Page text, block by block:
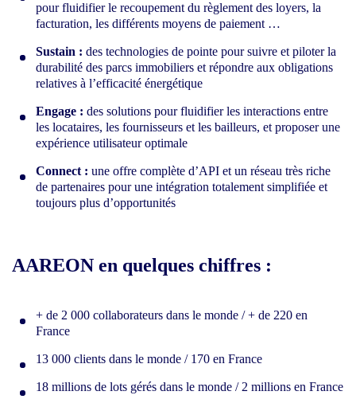
pour fluidifier le recoupement du règlement des loyers, la
facturation, les différents moyens de paiement …
Sustain : des technologies de pointe pour suivre et piloter la
durabilité des parcs immobiliers et répondre aux obligations
relatives à l’efficacité énergétique
Engage : des solutions pour fluidifier les interactions entre
les locataires, les fournisseurs et les bailleurs, et proposer une
expérience utilisateur optimale
Connect : une offre complète d’API et un réseau très riche
de partenaires pour une intégration totalement simplifiée et
toujours plus d’opportunités
AAREON en quelques chiffres :
+ de 2 000 collaborateurs dans le monde / + de 220 en
France
13 000 clients dans le monde / 170 en France
18 millions de lots gérés dans le monde / 2 millions en France